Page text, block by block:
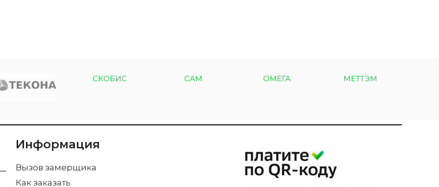
СКОБИС САМ ОМЕГА МЕТТЭМ
Информация
Вызов замерщика
Как заказать